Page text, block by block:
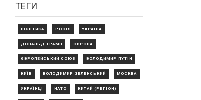
ТЕГИ
ПОЛІТИКА РОСІЯ УКРАЇНА
ДОНАЛЬД ТРАМП ЄВРОПА
ЄВРОПЕЙСЬКИЙ СОЮЗ ВОЛОДИМИР ПУТІН
КИЇВ ВОЛОДИМИР ЗЕЛЕНСЬКИЙ МОСКВА
УКРАЇНЦІ НАТО КИТАЙ (РЕГІОН)